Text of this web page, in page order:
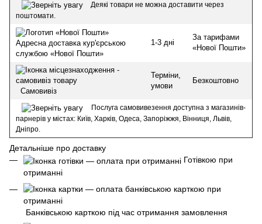
Деякі товари не можна доставити через
поштомати.
Адресна доставка кур'єрською
службою «Нової Пошти»
1-3 дні
За тарифами
«Нової Пошти»
Самовивіз
Терміни,
умови
Безкоштовно
Послуга самовивезення доступна з магазинів-
парнерів у містах: Київ, Харків, Одеса, Запоріжжя, Вінниця, Львів,
Дніпро.
Детальніше про доставку
Готівкою при
отриманні
Банківською карткою під час отримання замовлення